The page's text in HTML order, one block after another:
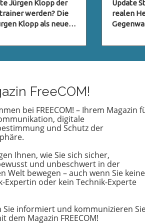
und
Jürgen Klopp der
werden? Die
Klopp als neuer
(DFB) stehen im
Führungsstil und
mit Liverpool, hat in
einen
Ruf. Seine
zu motivieren
Strategien
der
Diese
für rege
unter den
ein
Update
realen
sich
Pike wird
Der
wenn
FreeCOM!
bei FREECOM! – Ihrem Magazin
digitale
und Schutz der
Ihnen, wie Sie sich sicher,
und unbeschwert in der
Welt bewegen – auch wenn Sie keine
Expertin oder kein Technik-Experte
Sie informiert und kommunizieren
dem Magazin FREECOM!